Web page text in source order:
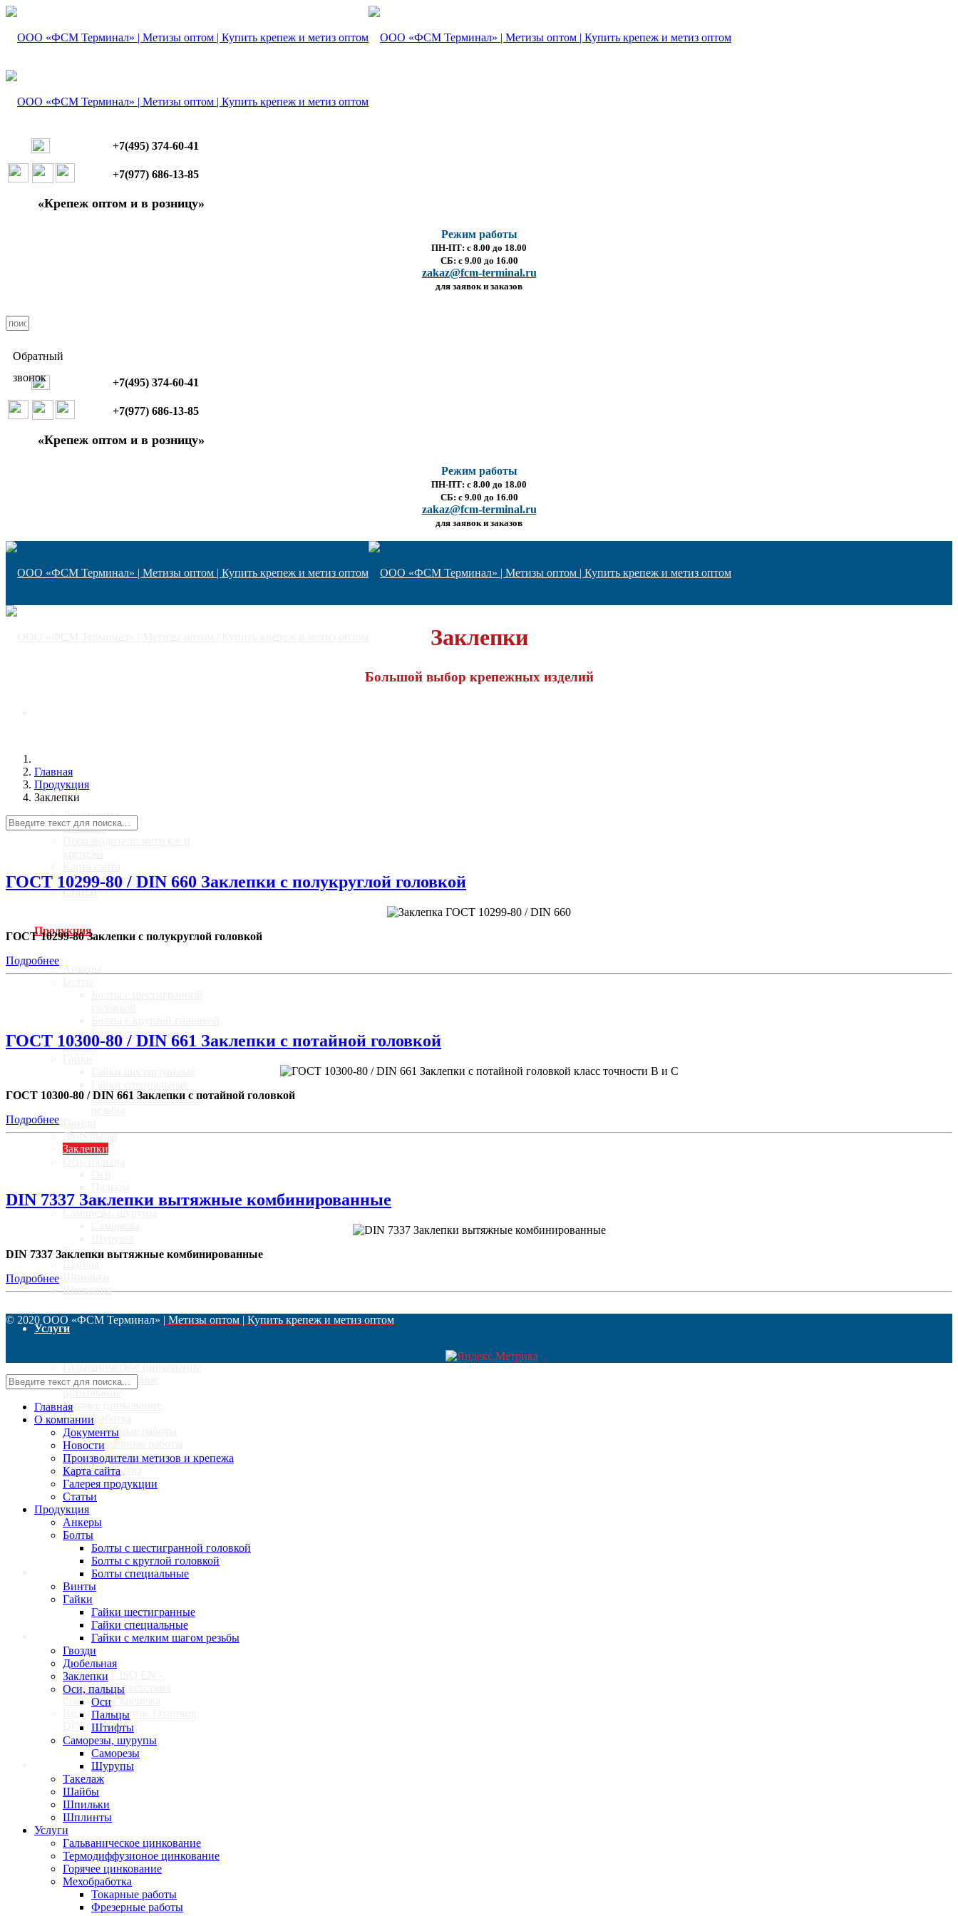
+7(495) 374-60-41
+7(977) 686-13-85
«Крепеж оптом и в розницу»
Режим работы
ПН-ПТ: с 8.00 до 18.00
СБ: с 9.00 до 16.00
zakaz@fcm-terminal.ru
для заявок и заказов
Обратный
звонок
+7(495) 374-60-41
+7(977) 686-13-85
«Крепеж оптом и в розницу»
Режим работы
ПН-ПТ: с 8.00 до 18.00
СБ: с 9.00 до 16.00
zakaz@fcm-terminal.ru
для заявок и заказов
О компании
Документы
Новости
Галерея продукции
Статьи
Продукция
Болты специальные
Винты
Гайки с мелким шагом
Дюбельная
Заклепки
Штифты
Такелаж
Шплинты
Услуги
Гальваническое цинкование
Термодиффузионое
цинкование
Горячее цинкование
Мехобработка
Токарные работы
Фрезерные работы
Сверление
Термообработка
Калькулятор
Доставка
Стандарты
DIN ГОСТ ISO EN -
Таблица соответствия
стандартов крепежа
Виды стандартов. Отличия
DIN от ГОСТ
Контакты
Заклепки
Большой выбор крепежных изделий
Главная
Продукция
Заклепки
ГОСТ 10299-80 / DIN 660 Заклепки с полукруглой головкой
ГОСТ 10299-80 Заклепки с полукруглой головкой
Подробнее
ГОСТ 10300-80 / DIN 661 Заклепки с потайной головкой
ГОСТ 10300-80 / DIN 661 Заклепки с потайной головкой
Подробнее
DIN 7337 Заклепки вытяжные комбинированные
DIN 7337 Заклепки вытяжные комбинированные
Подробнее
© 2020 ООО «ФСМ Терминал» | Метизы оптом | Купить крепеж и метиз оптом
Главная
О компании
Документы
Новости
Производители метизов и крепежа
Карта сайта
Галерея продукции
Статьи
Продукция
Анкеры
Болты
Болты с шестигранной головкой
Болты с круглой головкой
Болты специальные
Винты
Гайки
Гайки шестигранные
Гайки специальные
Гайки с мелким шагом резьбы
Гвозди
Дюбельная
Заклепки
Оси, пальцы
Оси
Пальцы
Штифты
Саморезы, шурупы
Саморезы
Шурупы
Такелаж
Шайбы
Шпильки
Шплинты
Услуги
Гальваническое цинкование
Термодиффузионое цинкование
Горячее цинкование
Мехобработка
Токарные работы
Фрезерные работы